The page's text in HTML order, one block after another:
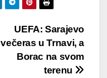
UEFA: Sarajevo
večeras u Trnavi, a
Borac na svom
terenu